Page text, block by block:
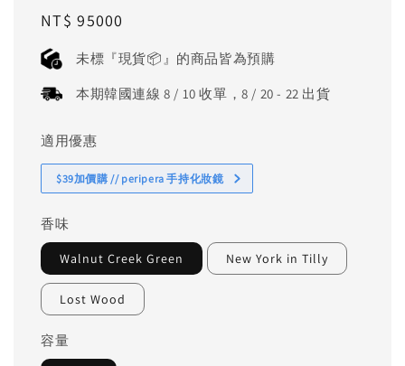
Regular
price
NT$ 95000
未標『現貨📦』的商品皆為預購
本期韓國連線 8 / 10 收單，8 / 20 - 22 出貨
適用優惠
$39加價購 // peripera 手持化妝鏡
香味
Walnut Creek Green New York in Tilly
Lost Wood
容量